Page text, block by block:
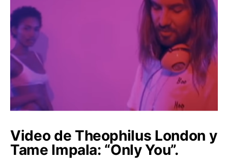
Video de Theophilus London y
Tame Impala: “Only You”.